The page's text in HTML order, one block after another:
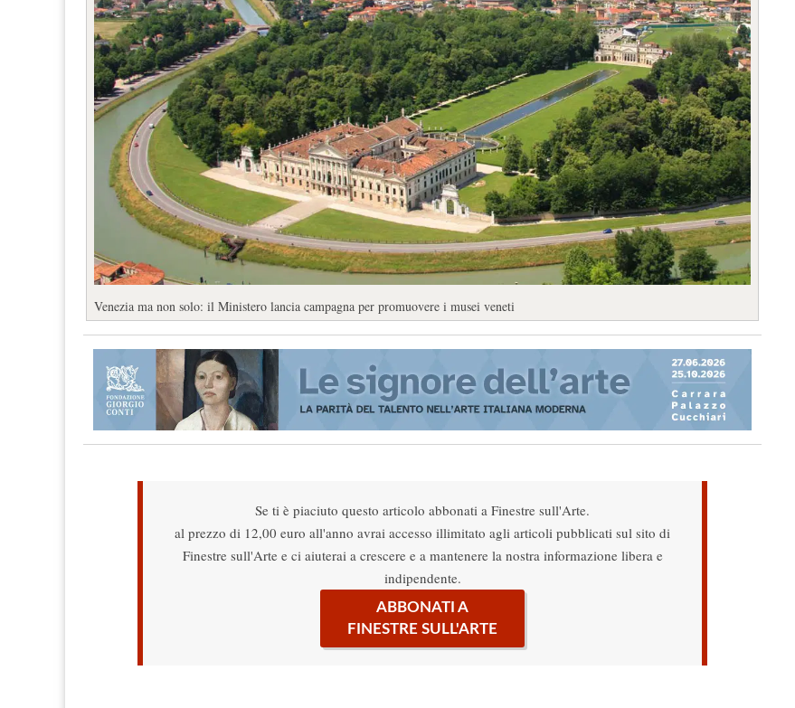
Venezia ma non solo: il Ministero lancia campagna per promuovere i musei veneti
Se ti è piaciuto questo articolo abbonati a Finestre sull'Arte.
al prezzo di 12,00 euro all'anno avrai accesso illimitato agli articoli pubblicati sul sito di
Finestre sull'Arte e ci aiuterai a crescere e a mantenere la nostra informazione libera e
indipendente.
ABBONATI A
FINESTRE SULL'ARTE